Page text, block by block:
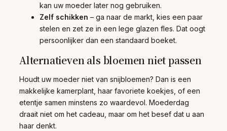
kan uw moeder later nog gebruiken.
Zelf schikken – ga naar de markt, kies een paar
stelen en zet ze in een lege glazen fles. Dat oogt
persoonlijker dan een standaard boeket.
Alternatieven als bloemen niet passen
Houdt uw moeder niet van snijbloemen? Dan is een
makkelijke kamerplant, haar favoriete koekjes, of een
etentje samen minstens zo waardevol. Moederdag
draait niet om het cadeau, maar om het besef dat u aan
haar denkt.